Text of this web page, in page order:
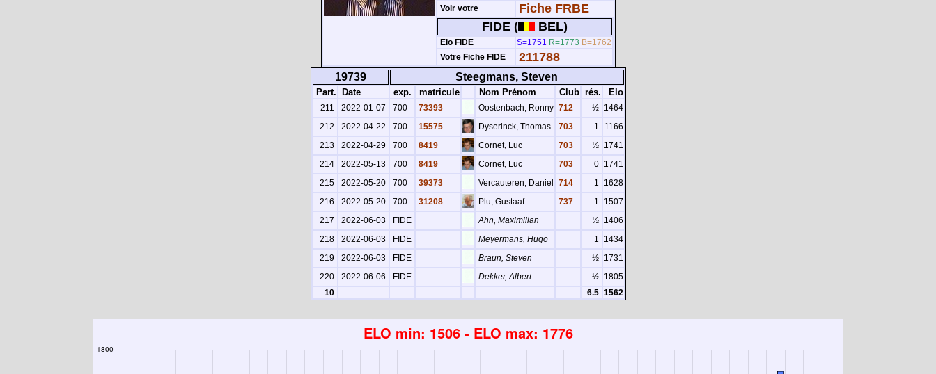
Voir votre
Fiche FRBE
FIDE (
BEL)
Elo FIDE S=1751 R=1773 B=1762
Votre Fiche FIDE
211788
19739 Steegmans, Steven
Part. Date exp. matricule Nom Prénom Club rés. Elo
211 2022-01-07 700 73393 Oostenbach, Ronny 712 ½ 1464
212
2022-04-22 700 15575 Dyserinck, Thomas 703 1
1166
213
2022-04-29 700 8419 Cornet, Luc 703 ½ 1741
214
2022-05-13 700 8419 Cornet, Luc 703 0 1741
215
2022-05-20 700 39373 Vercauteren, Daniel 714 1
1628
216
2022-05-20 700 31208 Plu, Gustaaf 737 1
1507
217
2022-06-03 FIDE Ahn, Maximilian ½ 1406
218
2022-06-03 FIDE Meyermans, Hugo 1
1434
219
2022-06-03 FIDE Braun, Steven ½ 1731
220
2022-06-06 FIDE Dekker, Albert ½ 1805
10
6.5 1562